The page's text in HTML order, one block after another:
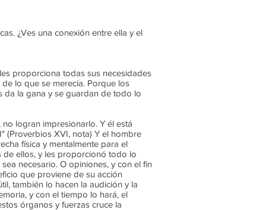
¿Ves una conexión entre ella y el
proporciona todas sus necesidades
lo que se merecía. Porque los
da la gana y se guardan de todo lo
logran impresionarlo. Y él está
(Proverbios XVI, nota) Y el hombre
física y mentalmente para el
de ellos, y les proporcionó todo lo
necesario. O opiniones, y con el fin
que proviene de su acción
también lo hacen la audición y la
y con el tiempo lo hará, el
órganos y fuerzas cruce la